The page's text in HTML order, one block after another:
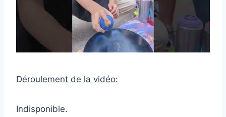
Déroulement de la vidéo:
Indisponible.